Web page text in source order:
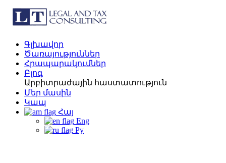
Գլխավոր
Ծառայություններ
Հրապարակումներ
Բլոգ
Արբիտրաժային հաստատություն
Մեր մասին
Կապ
Հայ
Eng
Ру